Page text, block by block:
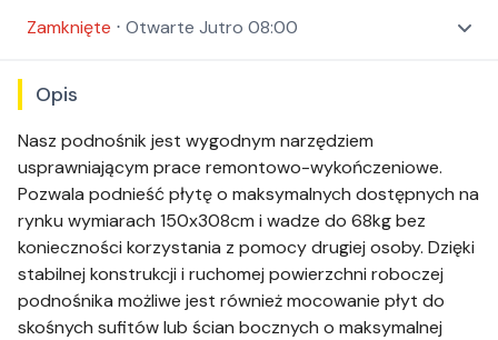
Zamknięte ⋅ Otwarte Jutro 08:00
Opis
Nasz podnośnik jest wygodnym narzędziem
usprawniającym prace remontowo-wykończeniowe.
Pozwala podnieść płytę o maksymalnych dostępnych na
rynku wymiarach 150x308cm i wadze do 68kg bez
konieczności korzystania z pomocy drugiej osoby. Dzięki
stabilnej konstrukcji i ruchomej powierzchni roboczej
podnośnika możliwe jest również mocowanie płyt do
skośnych sufitów lub ścian bocznych o maksymalnej